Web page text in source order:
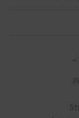
–